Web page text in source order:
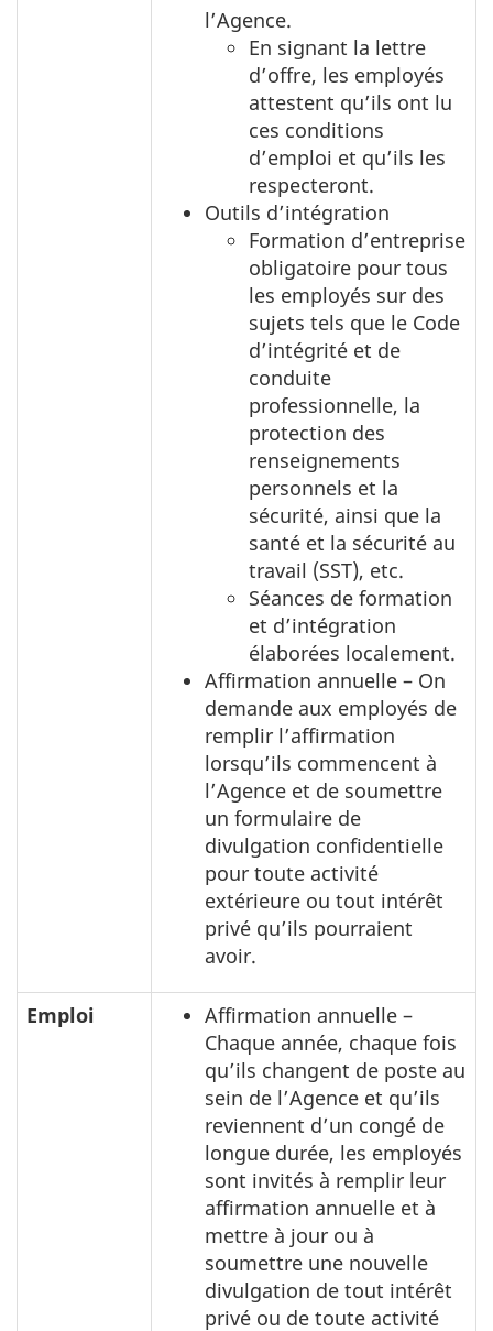
l’Agence.
En signant la lettre
d’offre, les employés
attestent qu’ils ont lu
ces conditions
d’emploi et qu’ils les
respecteront.
Outils d’intégration
Formation d’entreprise
obligatoire pour tous
les employés sur des
sujets tels que le Code
d’intégrité et de
conduite
professionnelle, la
protection des
renseignements
personnels et la
sécurité, ainsi que la
santé et la sécurité au
travail (SST), etc.
Séances de formation
et d’intégration
élaborées localement.
Affirmation annuelle – On
demande aux employés de
remplir l’affirmation
lorsqu’ils commencent à
l’Agence et de soumettre
un formulaire de
divulgation confidentielle
pour toute activité
extérieure ou tout intérêt
privé qu’ils pourraient
avoir.
Emploi
Affirmation annuelle –
Chaque année, chaque fois
qu’ils changent de poste au
sein de l’Agence et qu’ils
reviennent d’un congé de
longue durée, les employés
sont invités à remplir leur
affirmation annuelle et à
mettre à jour ou à
soumettre une nouvelle
divulgation de tout intérêt
privé ou de toute activité